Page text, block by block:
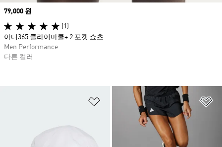
위시리스트 담기
Price
79,000 원
(1)
아디365 클라이마쿨+ 2 포켓 쇼츠
Men Performance
다른 컬러